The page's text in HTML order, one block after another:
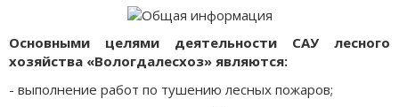
Основными целями деятельности САУ лесного
хозяйства «Вологдалесхоз» являются:
- выполнение работ по тушению лесных пожаров;